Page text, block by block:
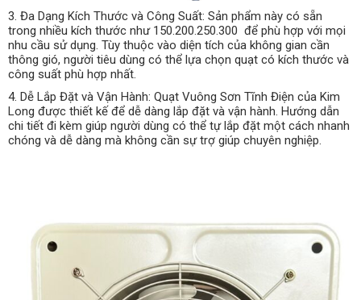
3. Đa Dạng Kích Thước và Công Suất: Sản phẩm này có sẵn
trong nhiều kích thước như 150.200.250.300 để phù hợp với mọi
nhu cầu sử dụng. Tùy thuộc vào diện tích của không gian cần
thông gió, người tiêu dùng có thể lựa chọn quạt có kích thước và
công suất phù hợp nhất.
4. Dễ Lắp Đặt và Vận Hành: Quạt Vuông Sơn Tĩnh Điện của Kim
Long được thiết kế để dễ dàng lắp đặt và vận hành. Hướng dẫn
chi tiết đi kèm giúp người dùng có thể tự lắp đặt một cách nhanh
chóng và dễ dàng mà không cần sự trợ giúp chuyên nghiệp.